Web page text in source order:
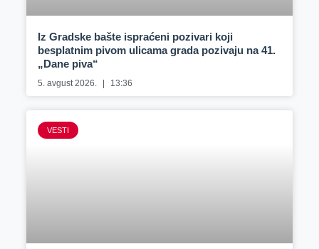
Iz Gradske bašte ispraćeni pozivari koji
besplatnim pivom ulicama grada pozivaju na 41.
„Dane piva“
5. avgust 2026. 13:36
VESTI